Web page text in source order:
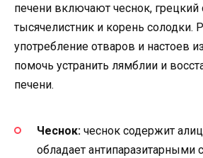
печени включают чеснок, грецкий
тысячелистник и корень солодки.
употребление отваров и настоев
помочь устранить лямблии и
печени.
Чеснок: чеснок содержит
обладает антипаразитарными